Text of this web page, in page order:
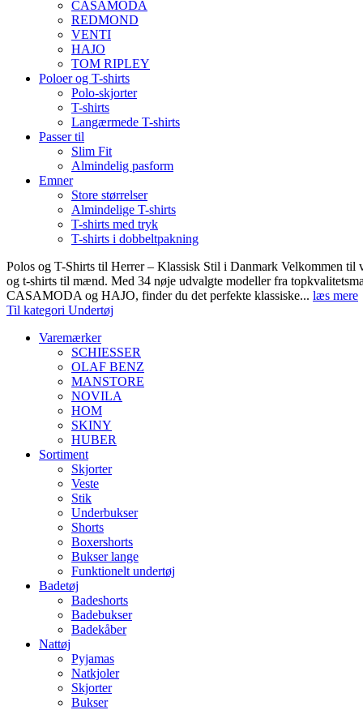
CASAMODA
REDMOND
VENTI
HAJO
TOM RIPLEY
Poloer og T-shirts
Polo-skjorter
T-shirts
Langærmede T-shirts
Passer til
Slim Fit
Almindelig pasform
Emner
Store størrelser
Almindelige T-shirts
T-shirts med tryk
T-shirts i dobbeltpakning
Polos og T-Shirts til Herrer – Klassisk Stil i Danmark Velkommen til
og t-shirts til mænd. Med 34 nøje udvalgte modeller fra
CASAMODA og HAJO, finder du det perfekte klassiske... læs mere
Til kategori Undertøj
Varemærker
SCHIESSER
OLAF BENZ
MANSTORE
NOVILA
HOM
SKINY
HUBER
Sortiment
Skjorter
Veste
Stik
Underbukser
Shorts
Boxershorts
Bukser lange
Funktionelt undertøj
Badetøj
Badeshorts
Badebukser
Badekåber
Nattøj
Pyjamas
Natkjoler
Skjorter
Bukser